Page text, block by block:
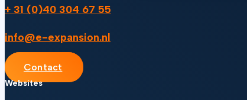
+ 31 (0)40 304 67 55
info@e-expansion.nl
Contact
Websites